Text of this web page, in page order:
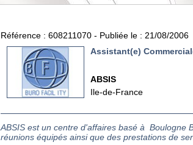
Référence : 608211070 - Publiée le : 21/08/2006
Assistant(e)
ABSIS
Ile-de-France
ABSIS est un centre d'affaires basé à Boulogne
réunions équipés ainsi que des prestations de